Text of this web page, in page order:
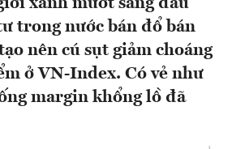
xanh mướt sáng đầu
trong nước bán đổ bán
nên cú sụt giảm choáng
ở VN-Index. Có vẻ như
margin khổng lồ đã